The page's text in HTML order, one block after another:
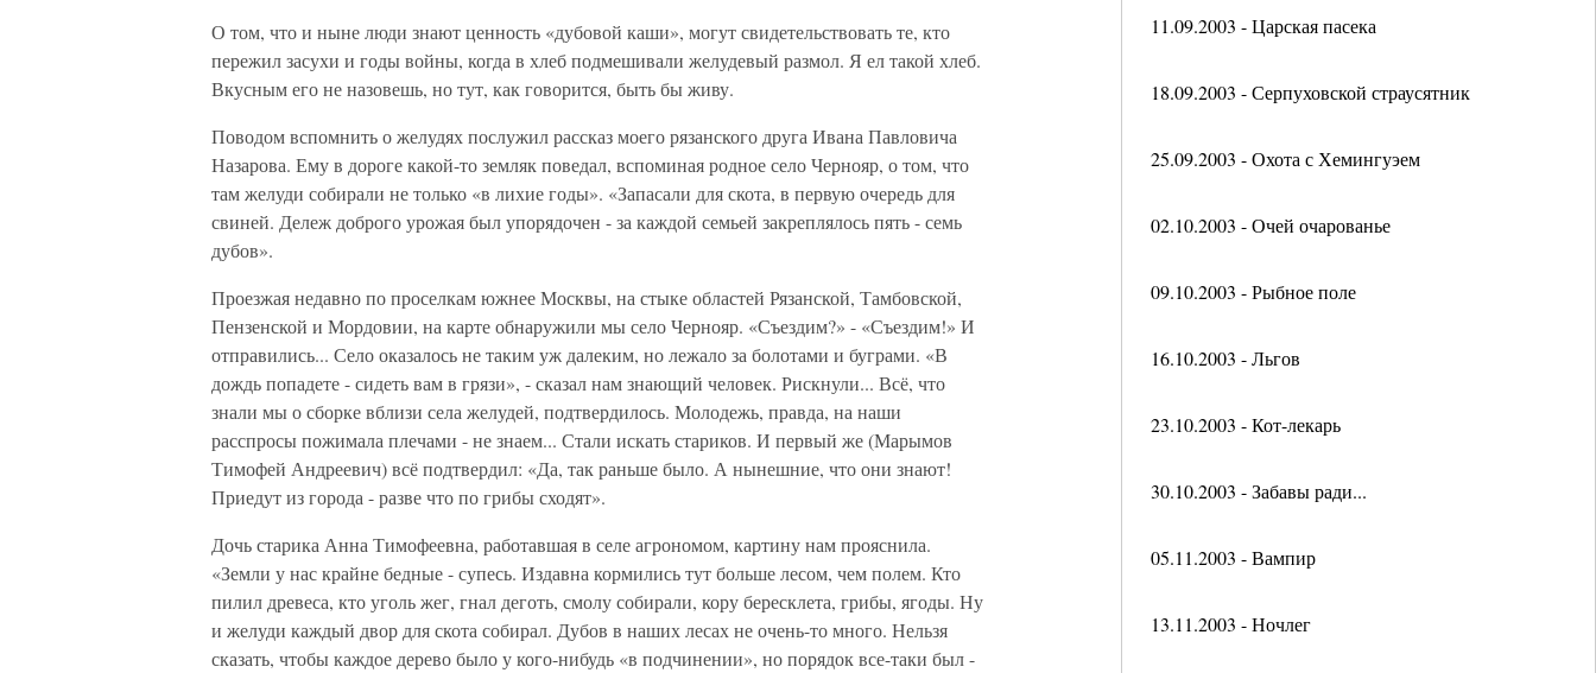
11.09.2003 - Царская пасека
18.09.2003 - Серпуховской страусятник
25.09.2003 - Охота с Хемингуэем
02.10.2003 - Очей очарованье
09.10.2003 - Рыбное поле
16.10.2003 - Льгов
23.10.2003 - Кот-лекарь
30.10.2003 - Забавы ради...
05.11.2003 - Вампир
13.11.2003 - Ночлег
О том, что и ныне люди знают ценность «дубовой каши», могут свидетельствовать те, кто
пережил засухи и годы войны, когда в хлеб подмешивали желудевый размол. Я ел такой хлеб.
Вкусным его не назовешь, но тут, как говорится, быть бы живу.
Поводом вспомнить о желудях послужил рассказ моего рязанского друга Ивана Павловича
Назарова. Ему в дороге какой-то земляк поведал, вспоминая родное село Чернояр, о том, что
там желуди собирали не только «в лихие годы». «Запасали для скота, в первую очередь для
свиней. Дележ доброго урожая был упорядочен - за каждой семьей закреплялось пять - семь
дубов».
Проезжая недавно по проселкам южнее Москвы, на стыке областей Рязанской, Тамбовской,
Пензенской и Мордовии, на карте обнаружили мы село Чернояр. «Съездим?» - «Съездим!» И
отправились... Село оказалось не таким уж далеким, но лежало за болотами и буграми. «В
дождь попадете - сидеть вам в грязи», - сказал нам знающий человек. Рискнули... Всё, что
знали мы о сборке вблизи села желудей, подтвердилось. Молодежь, правда, на наши
расспросы пожимала плечами - не знаем... Стали искать стариков. И первый же (Марымов
Тимофей Андреевич) всё подтвердил: «Да, так раньше было. А нынешние, что они знают!
Приедут из города - разве что по грибы сходят».
Дочь старика Анна Тимофеевна, работавшая в селе агрономом, картину нам прояснила.
«Земли у нас крайне бедные - супесь. Издавна кормились тут больше лесом, чем полем. Кто
пилил древеса, кто уголь жег, гнал деготь, смолу собирали, кору бересклета, грибы, ягоды. Ну
и желуди каждый двор для скота собирал. Дубов в наших лесах не очень-то много. Нельзя
сказать, чтобы каждое дерево было у кого-нибудь «в подчинении», но порядок все-таки был -